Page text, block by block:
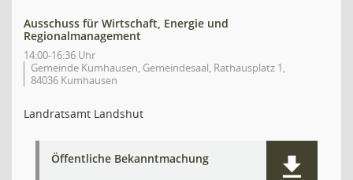
Ausschuss für Wirtschaft, Energie und
Regionalmanagement
14:00-16:36 Uhr
Gemeinde Kumhausen, Gemeindesaal, Rathausplatz 1,
84036 Kumhausen
Landratsamt Landshut
Öffentliche Bekanntmachung